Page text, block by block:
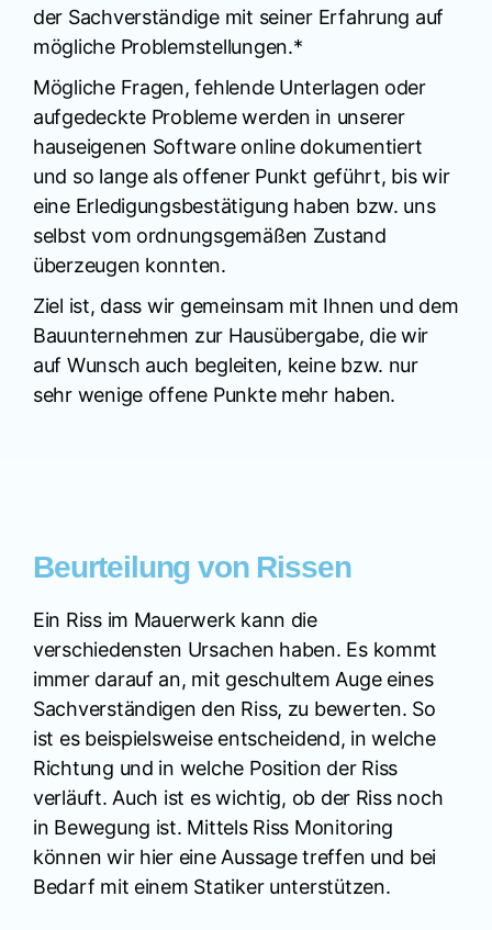
der Sachverständige mit seiner Erfahrung auf
mögliche Problemstellungen.*
Mögliche Fragen, fehlende Unterlagen oder
aufgedeckte Probleme werden in unserer
hauseigenen Software online dokumentiert
und so lange als offener Punkt geführt, bis wir
eine Erledigungsbestätigung haben bzw. uns
selbst vom ordnungsgemäßen Zustand
überzeugen konnten.
Ziel ist, dass wir gemeinsam mit Ihnen und dem
Bauunternehmen zur Hausübergabe, die wir
auf Wunsch auch begleiten, keine bzw. nur
sehr wenige offene Punkte mehr haben.
Beurteilung von Rissen
Ein Riss im Mauerwerk kann die
verschiedensten Ursachen haben. Es kommt
immer darauf an, mit geschultem Auge eines
Sachverständigen den Riss, zu bewerten. So
ist es beispielsweise entscheidend, in welche
Richtung und in welche Position der Riss
verläuft. Auch ist es wichtig, ob der Riss noch
in Bewegung ist. Mittels Riss Monitoring
können wir hier eine Aussage treffen und bei
Bedarf mit einem Statiker unterstützen.